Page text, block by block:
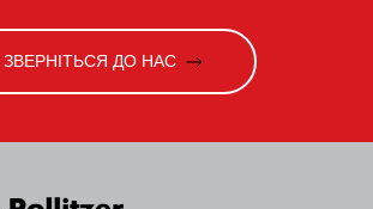
ЗВЕРНІТЬСЯ ДО НАС